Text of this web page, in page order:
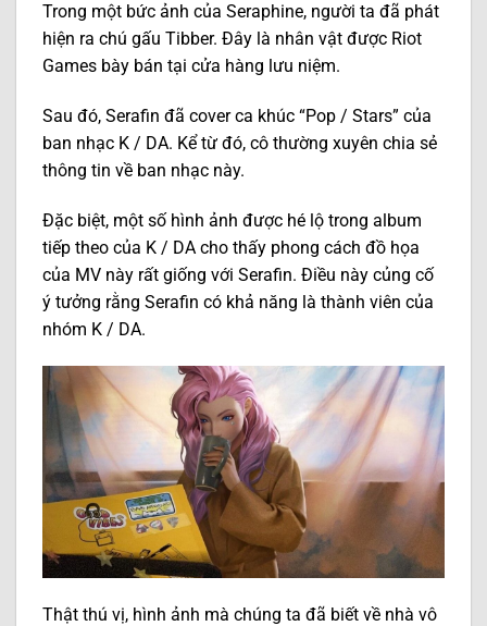
Trong một bức ảnh của Seraphine, người ta đã phát
hiện ra chú gấu Tibber. Đây là nhân vật được Riot
Games bày bán tại cửa hàng lưu niệm.
Sau đó, Serafin đã cover ca khúc “Pop / Stars” của
ban nhạc K / DA. Kể từ đó, cô thường xuyên chia sẻ
thông tin về ban nhạc này.
Đặc biệt, một số hình ảnh được hé lộ trong album
tiếp theo của K / DA cho thấy phong cách đồ họa
của MV này rất giống với Serafin. Điều này củng cố
ý tưởng rằng Serafin có khả năng là thành viên của
nhóm K / DA.
Thật thú vị, hình ảnh mà chúng ta đã biết về nhà vô